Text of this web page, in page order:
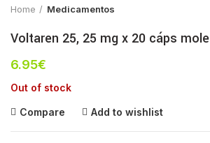
Home Medicamentos
Voltaren 25, 25 mg x 20 cáps mole
6.95€
Out of stock
Compare Add to wishlist